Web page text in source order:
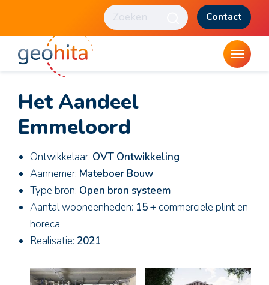
Contact
Het Aandeel
Emmeloord
Ontwikkelaar: OVT Ontwikkeling
Aannemer: Mateboer Bouw
Type bron: Open bron systeem
Aantal wooneenheden: 15 + commerciële plint en
horeca
Realisatie: 2021